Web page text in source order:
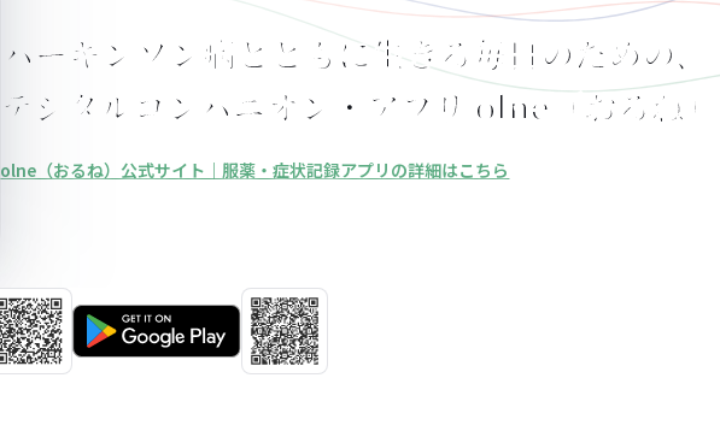
パーキンソン病とともに生きる毎日のための、
デジタルコンパニオン・アプリ olne（おるね）
olne（おるね）公式サイト｜服薬・症状記録アプリの詳細はこちら